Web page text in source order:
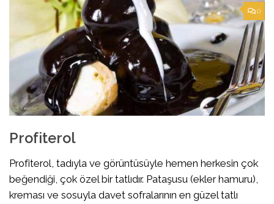
0
Profiterol
Profiterol, tadıyla ve görüntüsüyle hemen herkesin çok
beğendiği, çok özel bir tatlıdır. Pataşusu (ekler hamuru),
kreması ve sosuyla davet sofralarının en güzel tatlı